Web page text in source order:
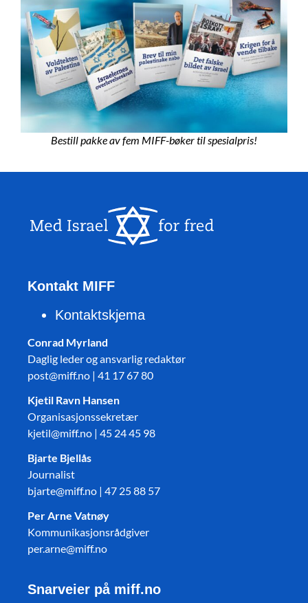
Bestill pakke av fem MIFF-bøker til spesialpris!
Kontakt MIFF
Kontaktskjema
Conrad Myrland
Daglig leder og ansvarlig redaktør
post@miff.no | 41 17 67 80
Kjetil Ravn Hansen
Organisasjonssekretær
kjetil@miff.no | 45 24 45 98
Bjarte Bjellås
Journalist
bjarte@miff.no | 47 25 88 57
Per Arne Vatnøy
Kommunikasjonsrådgiver
per.arne@miff.no
Snarveier på miff.no